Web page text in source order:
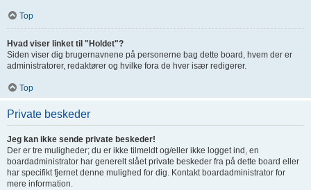
Top
Hvad viser linket til "Holdet"?
Siden viser dig brugernavnene på personerne bag dette board, hvem der er
administratorer, redaktører og hvilke fora de hver især redigerer.
Top
Private beskeder
Jeg kan ikke sende private beskeder!
Der er tre muligheder; du er ikke tilmeldt og/eller ikke logget ind, en
boardadministrator har generelt slået private beskeder fra på dette board eller
har specifikt fjernet denne mulighed for dig. Kontakt boardadministrator for
mere information.